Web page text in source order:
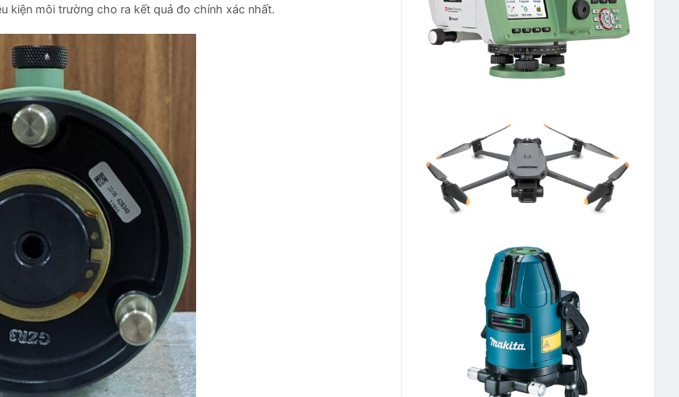
kiện môi trường cho ra kết quả đo chính xác nhất.